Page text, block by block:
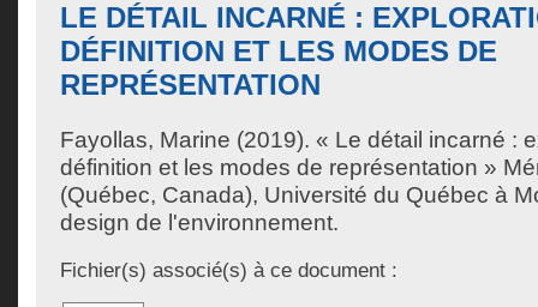
LE DÉTAIL INCARNÉ :
DÉFINITION ET LES MODES DE
REPRÉSENTATION
Fayollas, Marine (2019). « Le détail incarné :
définition et les modes de représentation »
(Québec, Canada), Université du Québec à
design de l'environnement.
Fichier(s) associé(s) à ce document :